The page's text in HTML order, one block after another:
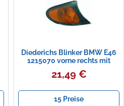
Diederichs Blinker BMW E46
1215070 vorne rechts mit
Lampenträger schwarz
21,49 €
15 Preise